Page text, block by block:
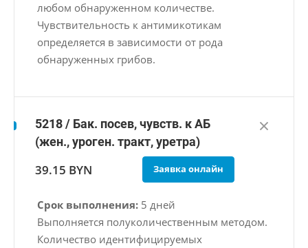
любом обнаруженном количестве.
Чувствительность к антимикотикам
определяется в зависимости от рода
обнаруженных грибов.
5218 / Бак. посев, чувств. к АБ
(жен., уроген. тракт, уретра)
39.15 BYN Заявка онлайн
Срок выполнения: 5 дней
Выполняется полуколичественным методом.
Количество идентифицируемых